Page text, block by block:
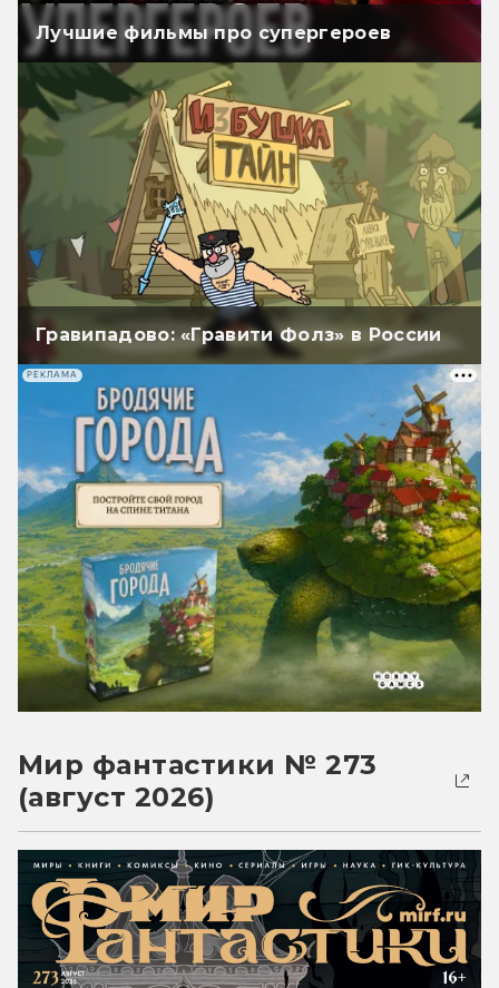
Лучшие фильмы про супергероев
Гравипадово: «Гравити Фолз» в России
РЕКЛАМА
Мир фантастики № 273
(август 2026)